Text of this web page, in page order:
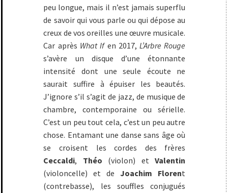
peu longue, mais il n’est jamais superflu
de savoir qui vous parle ou qui dépose au
creux de vos oreilles une œuvre musicale.
Car après What Ifen 2017,L’Arbre Rouge
s’avère un disque d’une étonnante
intensité dont une seule écoute ne
saurait suffire à épuiser les beautés.
J’ignore s’il s’agit de jazz, de musique de
chambre, contemporaine ou sérielle.
C’est un peu tout cela, c’est un peu autre
chose. Entamant une danse sans âge où
se croisent les cordes des frères
Ceccaldi, Théo (violon) etValentin
(violoncelle) et deJoachim Florent
(contrebasse), les souffles conjugués